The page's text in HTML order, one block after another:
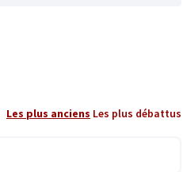
Les plus anciens Les plus débattus